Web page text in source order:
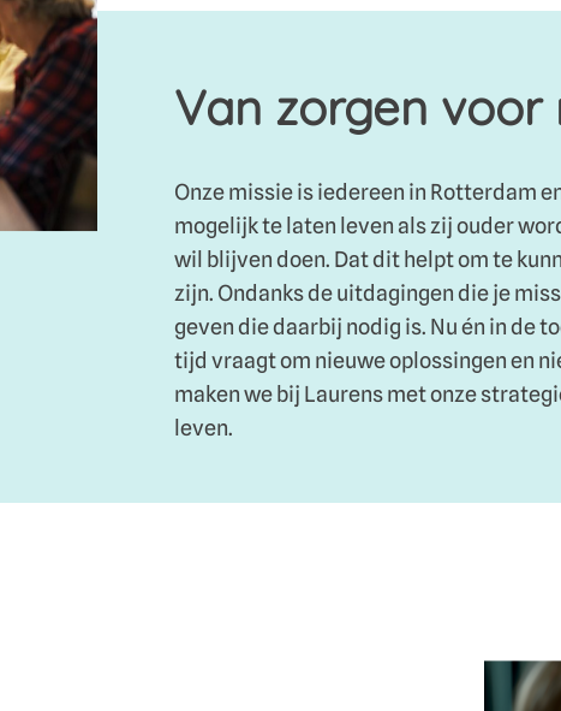
Van zorgen
Onze missie is iedereen in Rotterdam
mogelijk te laten leven als zij ouder
wil blijven doen. Dat dit helpt om te
zijn. Ondanks de uitdagingen die je
geven die daarbij nodig is. Nu én in de
tijd vraagt om nieuwe oplossingen en
maken we bij Laurens met onze
leven.